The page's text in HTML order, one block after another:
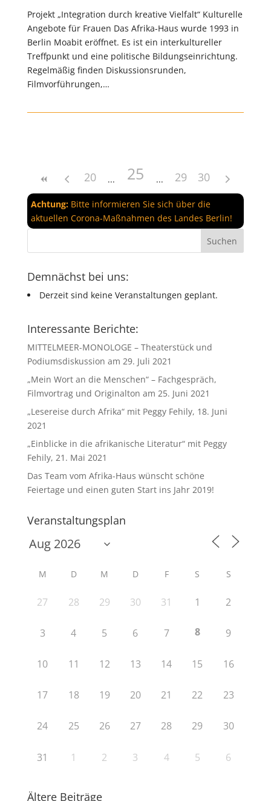
Projekt „Integration durch kreative Vielfalt“ Kulturelle
Angebote für Frauen Das Afrika-Haus wurde 1993 in
Berlin Moabit eröffnet. Es ist ein interkultureller
Treffpunkt und eine politische Bildungseinrichtung.
Regelmäßig finden Diskussionsrunden,
Filmvorführungen,…
20 25 29 30
Achtung:Bitte informieren Sie sich über die
aktuellen Corona-Maßnahmen des Landes Berlin!
Demnächst bei uns:
Derzeit sind keine Veranstaltungen geplant.
Interessante Berichte:
MITTELMEER-MONOLOGE – Theaterstück und
Podiumsdiskussion am 29. Juli 2021
„Mein Wort an die Menschen“ – Fachgespräch,
Filmvortrag und Originalton am 25. Juni 2021
„Lesereise durch Afrika“ mit Peggy Fehily, 18. Juni
2021
„Einblicke in die afrikanische Literatur“ mit Peggy
Fehily, 21. Mai 2021
Das Team vom Afrika-Haus wünscht schöne
Feiertage und einen guten Start ins Jahr 2019!
Veranstaltungsplan
M D M D F S S
27 28 29 30 31 1 2
3 4 5 6 7 8 9
10 11 12 13 14 15 16
17 18 19 20 21 22 23
24 25 26 27 28 29 30
31 1 2 3 4 5 6
Ältere Beiträge